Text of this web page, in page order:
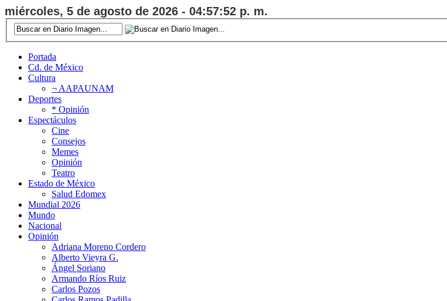
miércoles, 5 de agosto de 2026 - 04:57:53 p. m.
Portada
Cd. de México
Cultura
¬ AAPAUNAM
Deportes
* Opinión
Espectáculos
Cine
Consejos
Memes
Opinión
Teatro
Estado de México
Salud Edomex
Mundial 2026
Mundo
Nacional
Opinión
Adriana Moreno Cordero
Alberto Vieyra G.
Ángel Soriano
Armando Ríos Ruiz
Carlos Pozos